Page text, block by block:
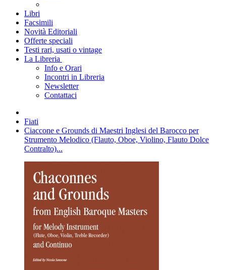
Libri
Facsimili
Novità Editoriali
Offerte speciali
Testi rari, usati o vintage
La Libreria
Info e Orari
Incontri in Libreria
Newsletter
Contattaci
Fiati
Ciaccone e Grounds di Maestri Inglesi del Barocco per
Strumento Melodico (Flauto, Oboe, Violino, Flauto Dolce
Contralto)...